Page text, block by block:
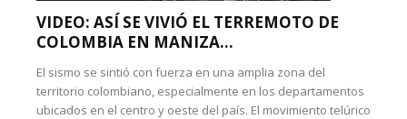
VIDEO: ASÍ SE VIVIÓ EL TERREMOTO DE
COLOMBIA EN MANIZA...
El sismo se sintió con fuerza en una amplia zona del
territorio colombiano, especialmente en los departamentos
ubicados en el centro y oeste del país. El movimiento telúrico